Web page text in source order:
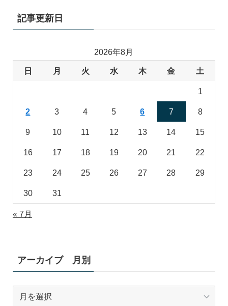
記事更新日
2026年8月
日 月 火 水 木 金 土
1
2 3 4 5 6 7 8
9 10 11 12 13 14 15
16 17 18 19 20 21 22
23 24 25 26 27 28 29
30 31
« 7月
アーカイブ 月別